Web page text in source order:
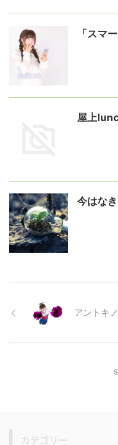
「スマ
屋上
今はな
アントキ